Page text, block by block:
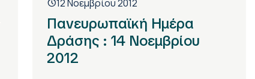
12 Νοεμβρίου 2012
Πανευρωπαϊκή Ημέρα
Δράσης : 14 Νοεμβρίου
2012